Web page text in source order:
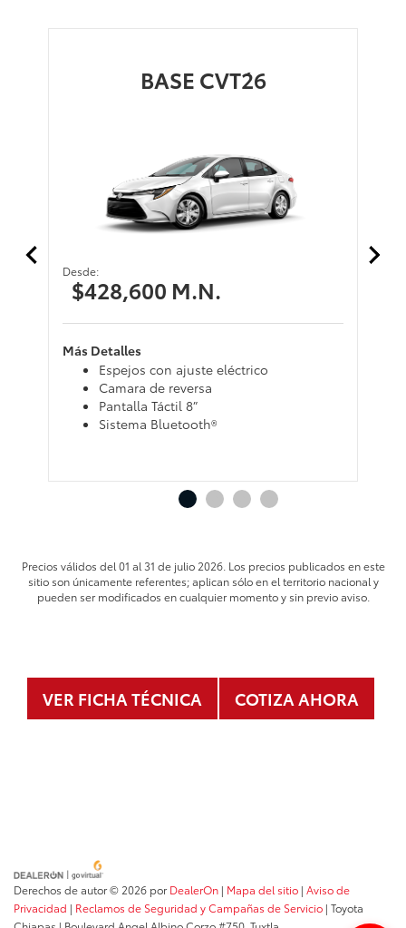
BASE CVT´26
Desde:
$428,600 M.N.
Más Detalles
Espejos con ajuste eléctrico
Camara de reversa
Pantalla Táctil 8”
Sistema Bluetooth®
Precios válidos del 01 al 31 de julio 2026. Los precios publicados en este
sitio son únicamente referentes; aplican sólo en el territorio nacional y
pueden ser modificados en cualquier momento y sin previo aviso.
VER FICHA TÉCNICA COTIZA AHORA
Derechos de autor © 2026 porDealerOn | Mapa del sitio | Aviso de
Privacidad | Reclamos de Seguridad y Campañas de Servicio | Toyota